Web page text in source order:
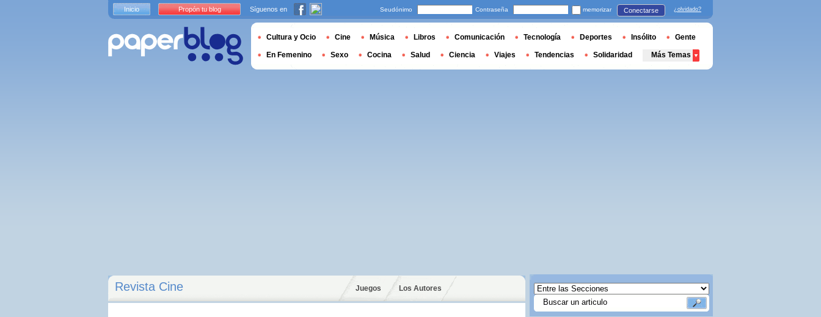
Revista Cine Juegos Los Autores
Inicio Propón tu blog Síguenos en Seudónimo Contraseña memorizar Conectarse ¿olvidado?
Cultura y Ocio Cine Música Libros Comunicación Tecnología Deportes Insólito Gente
En Femenino Sexo Cocina Salud Ciencia Viajes Tendencias Solidaridad Más Temas